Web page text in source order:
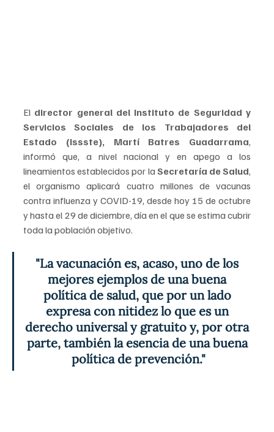
El director general del Instituto de Seguridad y
Servicios Sociales de los Trabajadores del
Estado (Issste), Martí Batres Guadarrama,
informó que, a nivel nacional y en apego a los
lineamientos establecidos por la Secretaría de Salud,
el organismo aplicará cuatro millones de vacunas
contra influenza y COVID-19, desde hoy 15 de octubre
y hasta el 29 de diciembre, día en el que se estima cubrir
toda la población objetivo.
"La vacunación es, acaso, uno de los
mejores ejemplos de una buena
política de salud, que por un lado
expresa con nitidez lo que es un
derecho universal y gratuito y, por otra
parte, también la esencia de una buena
política de prevención."